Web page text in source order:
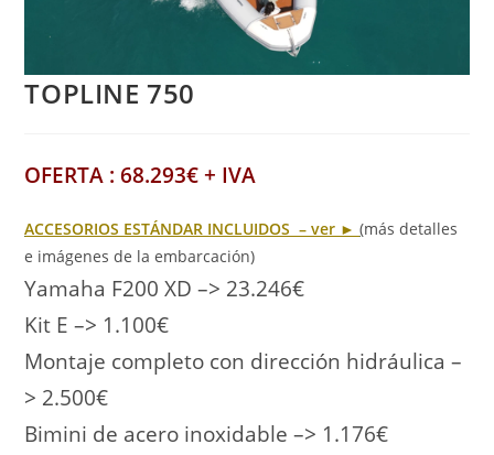
TOPLINE 750
OFERTA : 68.293€ + IVA
ACCESORIOS ESTÁNDAR INCLUIDOS – ver ►(más detalles
e imágenes de la embarcación)
Yamaha F200 XD –> 23.246€
Kit E –> 1.100€
Montaje completo con dirección hidráulica –
> 2.500€
Bimini de acero inoxidable –> 1.176€